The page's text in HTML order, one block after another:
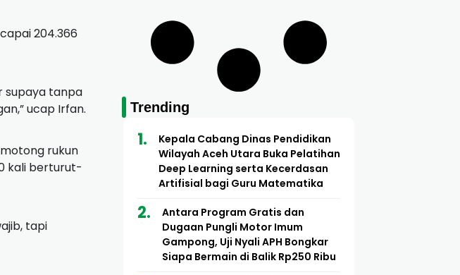
204.366
supaya tanpa
ucap Irfan.
rukun
kali berturut-
tapi
Trending
Kepala Cabang Dinas Pendidikan
Wilayah Aceh Utara Buka Pelatihan
Deep Learning serta Kecerdasan
Artifisial bagi Guru Matematika
Antara Program Gratis dan
Dugaan Pungli Motor Imum
Gampong, Uji Nyali APH Bongkar
Siapa Bermain di Balik Rp250 Ribu